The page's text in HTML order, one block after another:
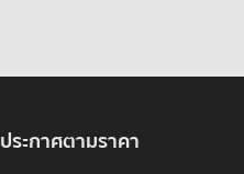
ประกาศตามราคา